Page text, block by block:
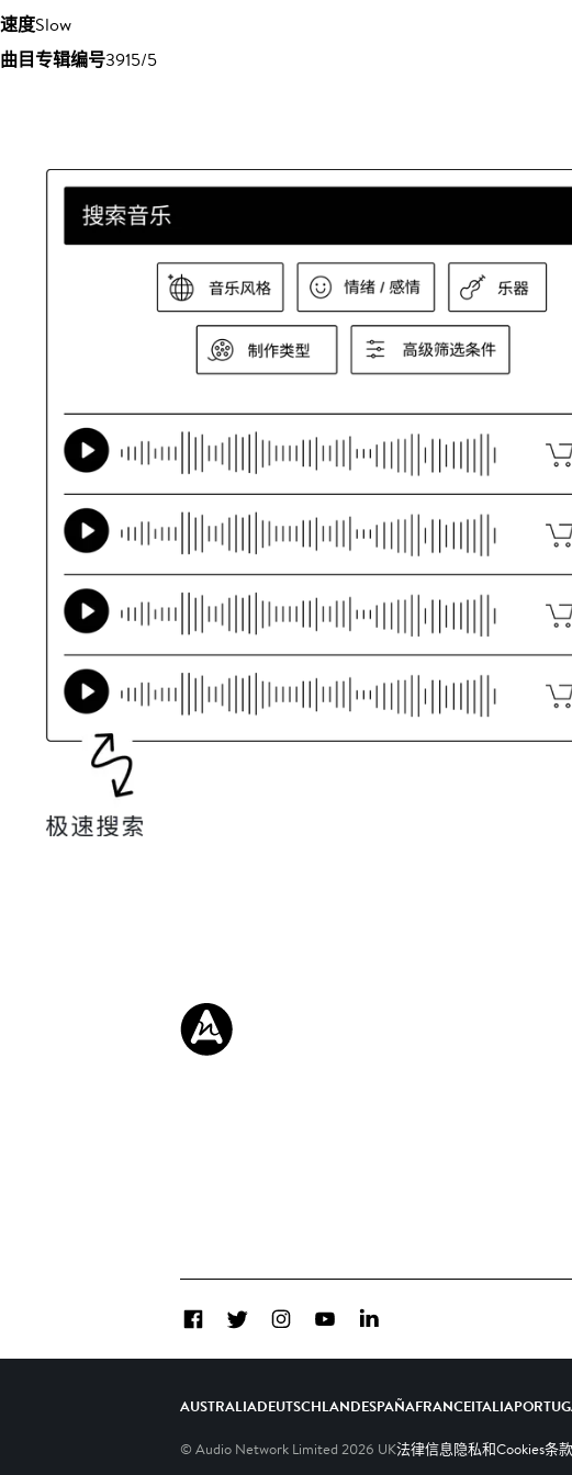
速度Slow
曲目专辑编号3915/5
FacebookTwitterInstagramYouTubeLinkedIn
AUSTRALIADEUTSCHLANDESPAÑAFRANCEITALIA
© Audio Network Limited 2026 UK法律信息隐私和Cookies条